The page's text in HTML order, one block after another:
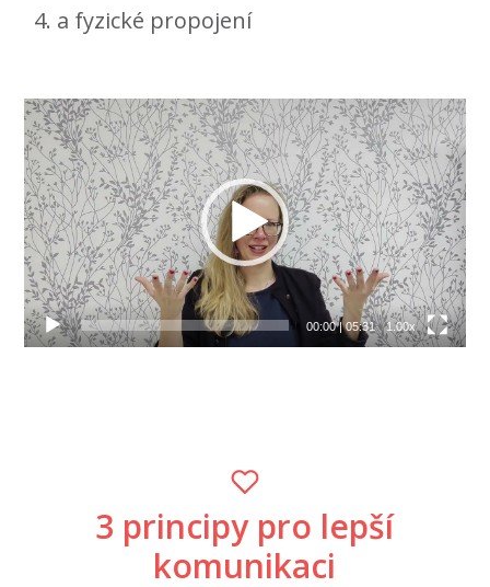
a fyzické propojení
Video
přehrávač
00:00|05:31 1.00x
3 principy pro lepší
komunikaci